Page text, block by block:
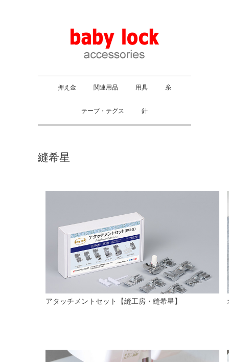
押え金 関連用品 用具 糸
テープ・テグス 針
縫希星
アタッチメントセット【縫工房・縫希星】